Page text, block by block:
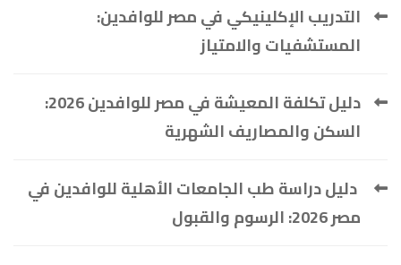
التدريب الإكلينيكي في مصر للوافدين:
المستشفيات والامتياز
دليل تكلفة المعيشة في مصر للوافدين 2026:
السكن والمصاريف الشهرية
دليل دراسة طب الجامعات الأهلية للوافدين في
مصر 2026: الرسوم والقبول